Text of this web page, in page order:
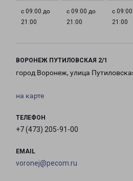
с 09:00 до
21:00
с 09:00 до
21:00
с
21:00
ВОРОНЕЖ ПУТИЛОВСКАЯ 2/1
город Воронеж, улица
на карте
ТЕЛЕФОН
+7 (473) 205-91-00
EMAIL
voronej@pecom.ru